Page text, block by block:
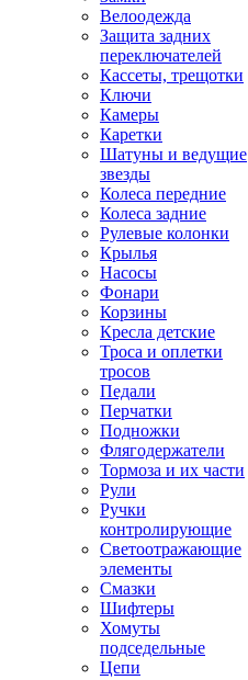
Велоодежда
Защита задних
переключателей
Кассеты, трещотки
Ключи
Камеры
Каретки
Шатуны и ведущие
звезды
Колеса передние
Колеса задние
Рулевые колонки
Крылья
Насосы
Фонари
Корзины
Кресла детские
Троса и оплетки
тросов
Педали
Перчатки
Подножки
Флягодержатели
Тормоза и их части
Рули
Ручки
контролирующие
Светоотражающие
элементы
Смазки
Шифтеры
Хомуты
подседельные
Цепи